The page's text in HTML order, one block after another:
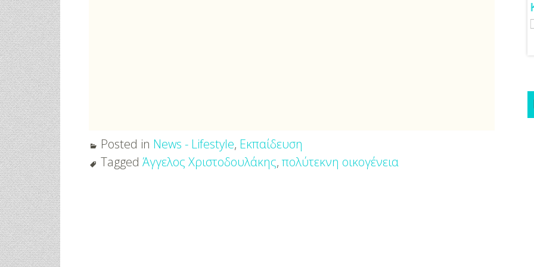
Posted in News - Lifestyle, Εκπαίδευση
TaggedΆγγελος Χριστοδουλάκης,πολύτεκνη οικογένεια
3 Προτάσεις Για Γαμήλιο Ταξίδι
Για Όλα Τα Γούστα!